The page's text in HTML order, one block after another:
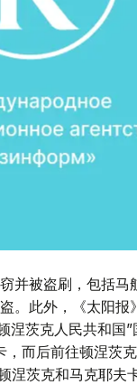
并被盗刷，包括
。此外，《太阳
茨克人民共和国
而后前往顿涅茨
茨克和马克耶夫